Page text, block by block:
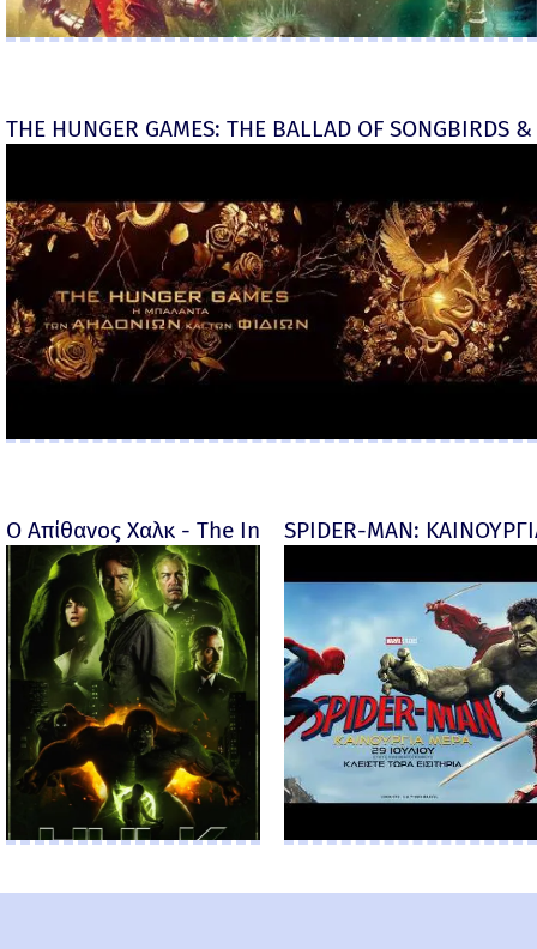
THE HUNGER GAMES: THE BALLAD OF SONGBIRDS
Ο Απίθανος Χαλκ - The Incredible Hulk - 2008
SPIDER-MAN: